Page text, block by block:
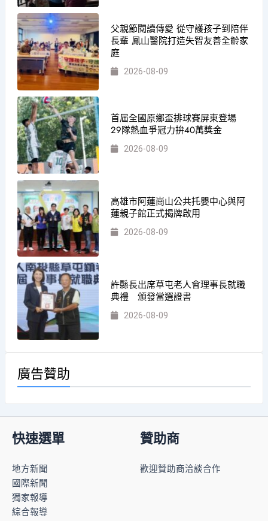
父親節閱讀傳愛 從守護孩子到陪伴
長輩 鳳山醫院打造失智友善全齡家
庭
2026-08-09
首屆全國原鄉盃排球賽屏東登場
29隊熱血爭冠力拚40萬獎金
2026-08-09
高雄市阿蓮崗山公共托嬰中心與阿
蓮親子館正式揭牌啟用
2026-08-09
許縣長出席草屯老人會理事長就職
典禮 頒發當選證書
2026-08-09
廣告贊助
快速選單
地方新聞
國際新聞
獨家報導
綜合報導
贊助商
歡迎贊助商洽談合作